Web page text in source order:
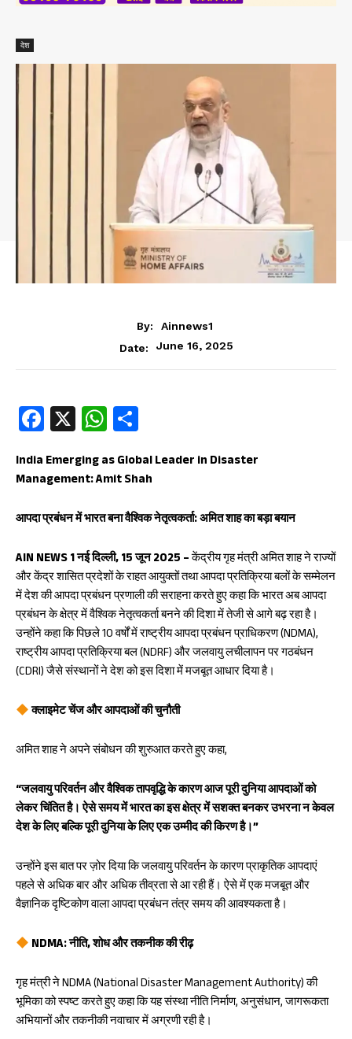
देश
By:
Ainnews1
Date:
June 16, 2025
Fa
ce
b
oo
k
X W
ha
ts
A
p
p
ha
re
India Emerging as Global Leader in Disaster
Management: Amit Shah
आपदा प्रबंधन में भारत बना वैश्विक नेतृत्वकर्ता: अमित शाह का बड़ा बयान
AIN NEWS 1 नई दिल्ली, 15 जून 2025 –केंद्रीय गृह मंत्री अमित शाह ने राज्यों
और केंद्र शासित प्रदेशों के राहत आयुक्तों तथा आपदा प्रतिक्रिया बलों के सम्मेलन
में देश की आपदा प्रबंधन प्रणाली की सराहना करते हुए कहा कि भारत अब आपदा
प्रबंधन के क्षेत्र में वैश्विक नेतृत्वकर्ता बनने की दिशा में तेजी से आगे बढ़ रहा है।
उन्होंने कहा कि पिछले 10 वर्षों में राष्ट्रीय आपदा प्रबंधन प्राधिकरण (NDMA),
राष्ट्रीय आपदा प्रतिक्रिया बल (NDRF) और जलवायु लचीलापन पर गठबंधन
(CDRI) जैसे संस्थानों ने देश को इस दिशा में मजबूत आधार दिया है।
क्लाइमेट चेंज और आपदाओं की चुनौती
अमित शाह ने अपने संबोधन की शुरुआत करते हुए कहा,
“जलवायु परिवर्तन और वैश्विक तापवृद्धि के कारण आज पूरी दुनिया आपदाओं को
लेकर चिंतित है। ऐसे समय में भारत का इस क्षेत्र में सशक्त बनकर उभरना न केवल
देश के लिए बल्कि पूरी दुनिया के लिए एक उम्मीद की किरण है।”
उन्होंने इस बात पर ज़ोर दिया कि जलवायु परिवर्तन के कारण प्राकृतिक आपदाएं
पहले से अधिक बार और अधिक तीव्रता से आ रही हैं। ऐसे में एक मजबूत और
वैज्ञानिक दृष्टिकोण वाला आपदा प्रबंधन तंत्र समय की आवश्यकता है।
NDMA: नीति, शोध और तकनीक की रीढ़
गृह मंत्री ने NDMA (National Disaster Management Authority) की
भूमिका को स्पष्ट करते हुए कहा कि यह संस्था नीति निर्माण, अनुसंधान, जागरूकता
अभियानों और तकनीकी नवाचार में अग्रणी रही है।